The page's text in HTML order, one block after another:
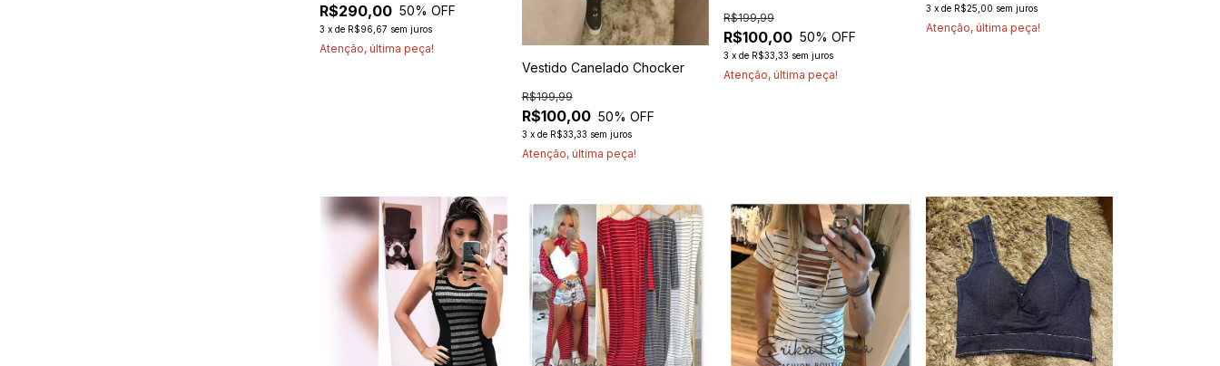
R$290,00 50% OFF
3 xde R$96,67 sem juros
Atenção, última peça!
Vestido Canelado Chocker
R$100,00
R$199,99
50% OFF
3 x de R$33,33 sem juros
Atenção, última peça!
R$100,00
R$199,99
50% OFF
3 xde R$33,33 sem juros
Atenção, última peça!
3 x de R$25,00 sem juros
Atenção, última peça!